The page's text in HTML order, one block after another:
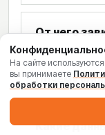
От чего
Почему
Какие
На сайте
вы принимаете
обработки